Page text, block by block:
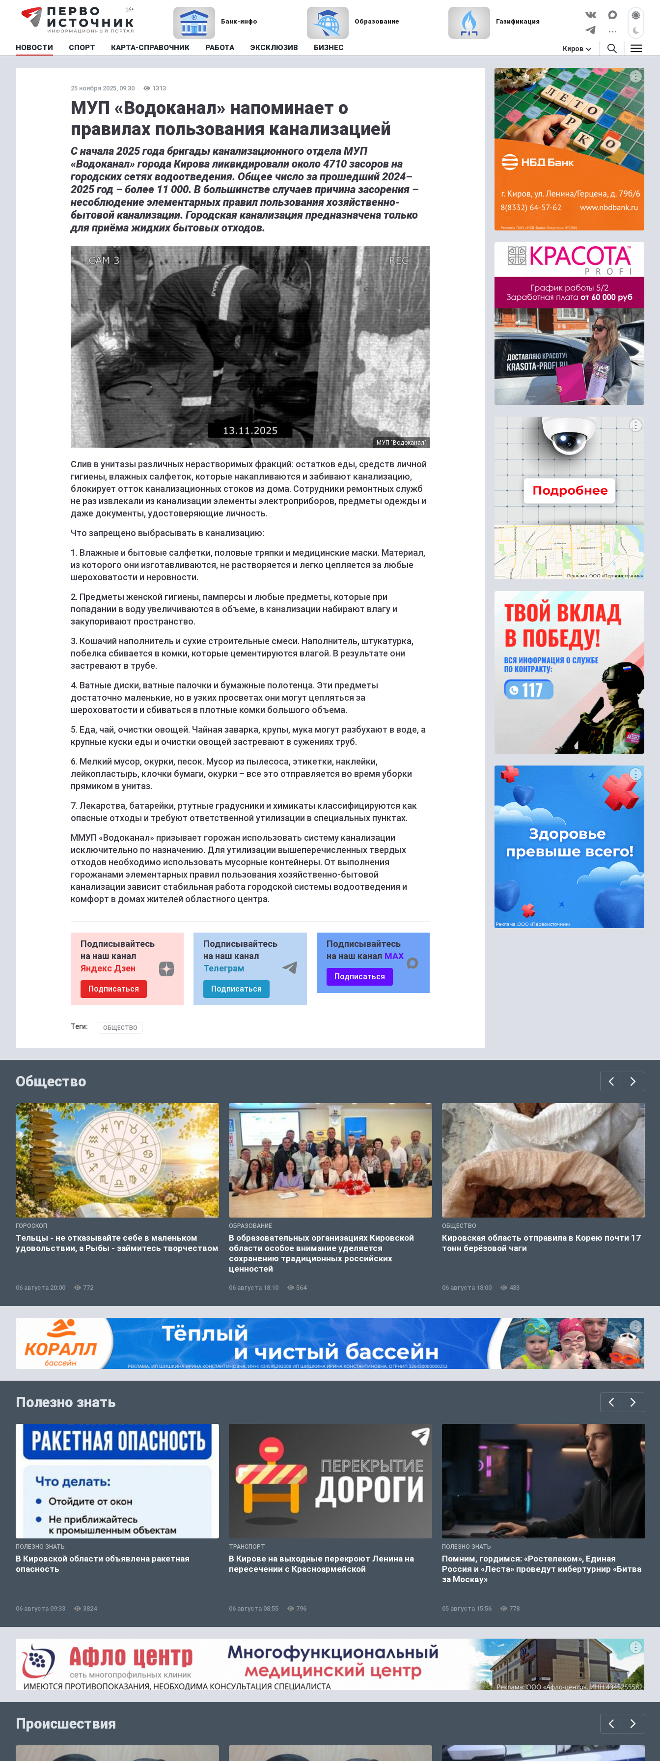
Банк-инфо Образование Газификация
НОВОСТИ СПОРТ КАРТА-СПРАВОЧНИК РАБОТА ЭКСКЛЮЗИВ БИЗНЕС Киров
25 ноября 2025, 09:30 1313
МУП «Водоканал» напоминает о
правилах пользования канализацией
С начала 2025 года бригады канализационного отдела МУП
«Водоканал» города Кирова ликвидировали около 4710 засоров на
городских сетях водоотведения. Общее число за прошедший 2024–
2025 год – более 11 000. В большинстве случаев причина засорения –
несоблюдение элементарных правил пользования хозяйственно-
бытовой канализации. Городская канализация предназначена только
для приёма жидких бытовых отходов.
МУП "Водоканал"
Слив в унитазы различных нерастворимых фракций: остатков еды, средств личной
гигиены, влажных салфеток, которые накапливаются и забивают канализацию,
блокирует отток канализационных стоков из дома. Сотрудники ремонтных служб
не раз извлекали из канализации элементы электроприборов, предметы одежды и
даже документы, удостоверяющие личность.
Что запрещено выбрасывать в канализацию:
1. Влажные и бытовые салфетки, половые тряпки и медицинские маски. Материал,
из которого они изготавливаются, не растворяется и легко цепляется за любые
шероховатости и неровности.
2. Предметы женской гигиены, памперсы и любые предметы, которые при
попадании в воду увеличиваются в объеме, в канализации набирают влагу и
закупоривают пространство.
3. Кошачий наполнитель и сухие строительные смеси. Наполнитель, штукатурка,
побелка сбивается в комки, которые цементируются влагой. В результате они
застревают в трубе.
4. Ватные диски, ватные палочки и бумажные полотенца. Эти предметы
достаточно маленькие, но в узких просветах они могут цепляться за
шероховатости и сбиваться в плотные комки большого объема.
5. Еда, чай, очистки овощей. Чайная заварка, крупы, мука могут разбухают в воде, а
крупные куски еды и очистки овощей застревают в сужениях труб.
6. Мелкий мусор, окурки, песок. Мусор из пылесоса, этикетки, наклейки,
лейкопластырь, клочки бумаги, окурки – все это отправляется во время уборки
прямиком в унитаз.
7. Лекарства, батарейки, ртутные градусники и химикаты классифицируются как
опасные отходы и требуют ответственной утилизации в специальных пунктах.
ММУП «Водоканал» призывает горожан использовать систему канализации
исключительно по назначению. Для утилизации вышеперечисленных твердых
отходов необходимо использовать мусорные контейнеры. От выполнения
горожанами элементарных правил пользования хозяйственно-бытовой
канализации зависит стабильная работа городской системы водоотведения и
комфорт в домах жителей областного центра.
Подписывайтесь
на наш канал
Яндекс Дзен
Подписаться
Подписывайтесь
на наш канал
Телеграм
Подписаться
Подписывайтесь
на наш канал MAX
Подписаться
Теги: ОБЩЕСТВО
Общество
ГОРОСКОП
Тельцы - не отказывайте себе в маленьком
удовольствии, а Рыбы - займитесь творчеством
06 августа 20:00 772
ОБРАЗОВАНИЕ
В образовательных организациях Кировской
области особое внимание уделяется
сохранению традиционных российских
ценностей
06 августа 18:10 564
ОБЩЕСТВО
Кировская область отправила в Корею почти 17
тонн берёзовой чаги
06 августа 18:00 483
Полезно знать
ПОЛЕЗНО ЗНАТЬ
В Кировской области объявлена ракетная
опасность
06 августа 09:33 3824
ТРАНСПОРТ
В Кирове на выходные перекроют Ленина на
пересечении с Красноармейской
06 августа 08:55 796
ПОЛЕЗНО ЗНАТЬ
Помним, гордимся: «Ростелеком», Единая
Россия и «Леста» проведут кибертурнир «Битва
за Москву»
05 августа 15:56 778
Происшествия